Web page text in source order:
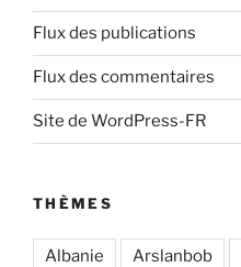
Flux des publications
Flux des commentaires
Site de WordPress-FR
THÈMES
Albanie Arslanbob